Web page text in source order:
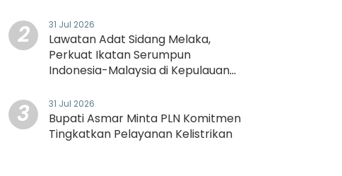
2 31 Jul 2026
Lawatan Adat Sidang Melaka,
Perkuat Ikatan Serumpun
Indonesia-Malaysia di Kepulauan
3 31 Jul 2026
Bupati Asmar Minta PLN Komitmen
Tingkatkan Pelayanan Kelistrikan